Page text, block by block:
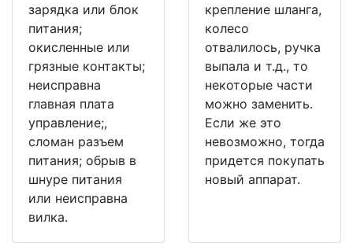
зарядка или блок
питания;
окисленные или
грязные контакты;
неисправна
главная плата
управление;,
сломан разъем
питания; обрыв в
шнуре питания
или неисправна
вилка.
крепление шланга,
колесо
отвалилось, ручка
выпала и т.д., то
некоторые части
можно заменить.
Если же это
невозможно, тогда
придется покупать
новый аппарат.